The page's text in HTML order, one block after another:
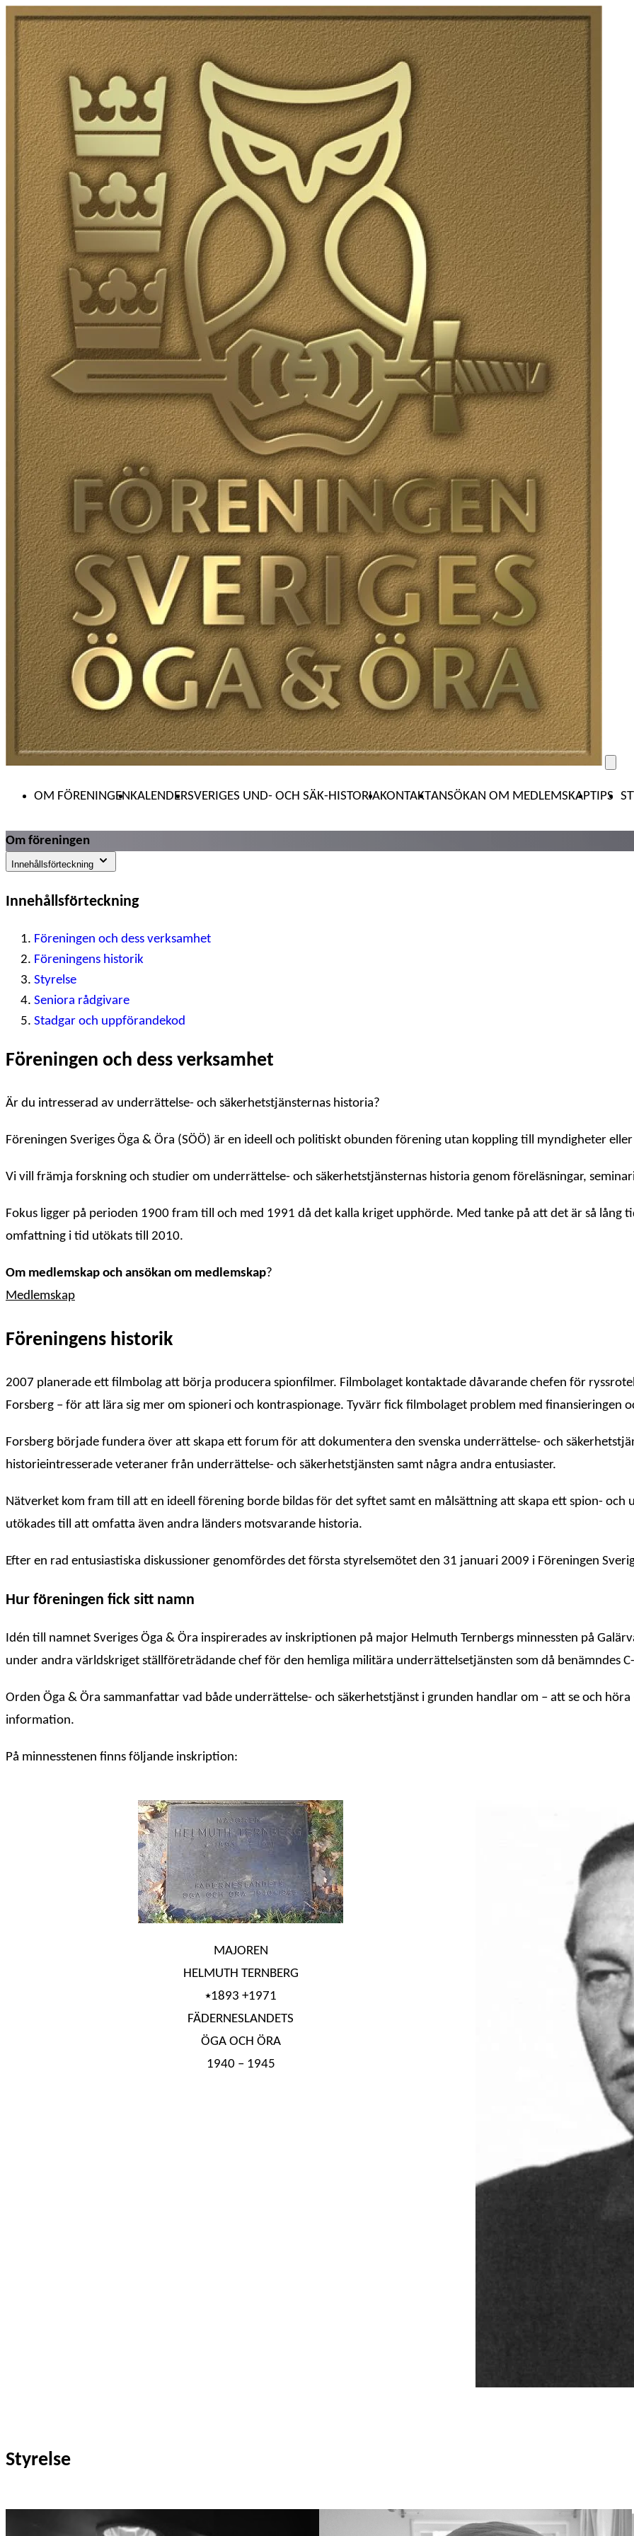
Skip to content
OM FÖRENINGEN KALENDERSVERIGES UND- OCH SÄK-HISTORIAKONTAKTANSÖKAN OM MEDLEMSKAPTIPS
Om föreningen
Innehållsförteckning
Innehållsförteckning
Föreningen och dess verksamhet
Föreningens historik
Styrelse
Seniora rådgivare
Stadgar och uppförandekod
Föreningen och dess verksamhet
Är du intresserad av underrättelse- och säkerhetstjänsternas historia?
Föreningen Sveriges Öga & Öra (SÖÖ) är en ideell och politiskt obunden förening utan koppling till myndigheter
Vi vill främja forskning och studier om underrättelse- och säkerhetstjänsternas historia genom föreläsningar,
Fokus ligger på perioden 1900 fram till och med 1991 då det kalla kriget upphörde. Med tanke på att det är så lång
omfattning i tid utökats till 2010.
Om medlemskap och ansökan om medlemskap?
Medlemskap
Föreningens historik
2007 planerade ett filmbolag att börja producera spionfilmer. Filmbolaget kontaktade dåvarande chefen för
Forsberg – för att lära sig mer om spioneri och kontraspionage. Tyvärr fick filmbolaget problem med finansieringen
Forsberg började fundera över att skapa ett forum för att dokumentera den svenska underrättelse- och
historieintresserade veteraner från underrättelse- och säkerhetstjänsten samt några andra entusiaster.
Nätverket kom fram till att en ideell förening borde bildas för det syftet samt en målsättning att skapa ett spion-
utökades till att omfatta även andra länders motsvarande historia.
Efter en rad entusiastiska diskussioner genomfördes det första styrelsemötet den 31 januari 2009 i Föreningen
Hur föreningen fick sitt namn
Idén till namnet Sveriges Öga & Öra inspirerades av inskriptionen på major Helmuth Ternbergs minnessten på
under andra världskriget ställföreträdande chef för den hemliga militära underrättelsetjänsten som då benämndes
Orden Öga & Öra sammanfattar vad både underrättelse- och säkerhetstjänst i grunden handlar om – att se och
information.
På minnesstenen finns följande inskription:
MAJOREN
HELMUTH TERNBERG
⭑1893 +1971
FÄDERNESLANDETS
ÖGA OCH ÖRA
1940 – 1945
Styrelse